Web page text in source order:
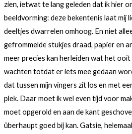
zien, ietwat te lang geleden dat ik hier
beeldvorming: deze bekentenis laat mij
deeltjes dwarrelen omhoog. En niet
gefrommelde stukjes draad, papier en
meer precies kan herleiden wat het
wachten totdat er iets mee gedaan
dat tussen mijn vingers zit los en met
plek. Daar moet ik wel even tijd voor
moet opgerold en aan de kant
überhaupt goed bij kan. Gatsie,